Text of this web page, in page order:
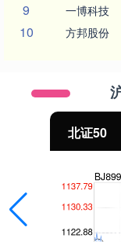
9 一博科技
10 方邦股份
北证50